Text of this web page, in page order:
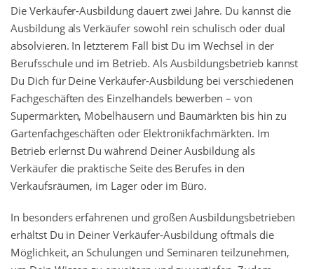
Die Verkäufer-Ausbildung dauert zwei Jahre. Du kannst die
Ausbildung als Verkäufer sowohl rein schulisch oder dual
absolvieren. In letzterem Fall bist Du im Wechsel in der
Berufsschule und im Betrieb. Als Ausbildungsbetrieb kannst
Du Dich für Deine Verkäufer-Ausbildung bei verschiedenen
Fachgeschäften des Einzelhandels bewerben – von
Supermärkten, Möbelhäusern und Baumärkten bis hin zu
Gartenfachgeschäften oder Elektronikfachmärkten. Im
Betrieb erlernst Du während Deiner Ausbildung als
Verkäufer die praktische Seite des Berufes in den
Verkaufsräumen, im Lager oder im Büro.
In besonders erfahrenen und großen Ausbildungsbetrieben
erhältst Du in Deiner Verkäufer-Ausbildung oftmals die
Möglichkeit, an Schulungen und Seminaren teilzunehmen,